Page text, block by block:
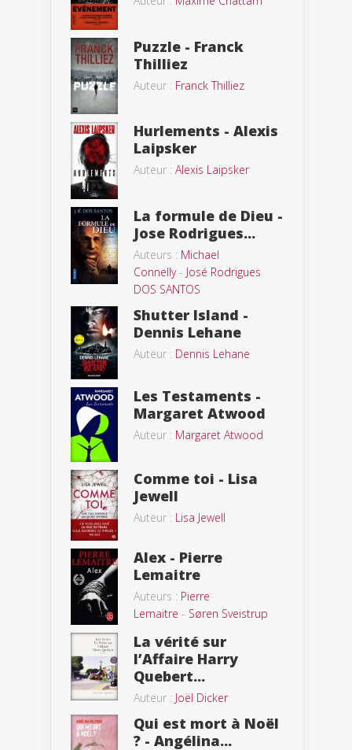
Puzzle - Franck
Thilliez
Auteur : Franck Thilliez
Hurlements - Alexis
Laipsker
Auteur : Alexis Laipsker
La formule de Dieu -
Jose Rodrigues...
Auteurs : Michael
Connelly- José Rodrigues
DOS SANTOS
Shutter Island -
Dennis Lehane
Auteur : Dennis Lehane
Les Testaments -
Margaret Atwood
Auteur : Margaret Atwood
Comme toi - Lisa
Jewell
Auteur : Lisa Jewell
Alex - Pierre
Lemaitre
Auteurs : Pierre
Lemaitre - Søren Sveistrup
La vérité sur
l’Affaire Harry
Quebert...
Auteur : Joël Dicker
Qui est mort à Noël
? - Angélina...